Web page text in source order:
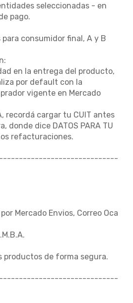
seleccionadas - en
pago.
consumidor final, A y B
en la entrega del producto,
por default con la
vigente en Mercado
recordá cargar tu CUIT antes
donde dice DATOS PARA TU
refacturaciones.
Mercado Envios, Correo Oca
productos de forma segura.